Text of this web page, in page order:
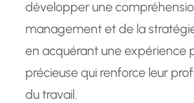
développer une
management et de la
en acquérant une expérience
précieuse qui renforce leur
du travail.